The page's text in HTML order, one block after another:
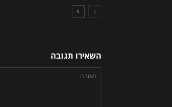
השאירו תגובה